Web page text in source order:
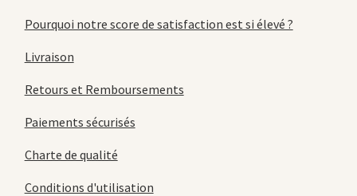
Pourquoi notre score de satisfaction est si élevé ?
Livraison
Retours et Remboursements
Paiements sécurisés
Charte de qualité
Conditions d'utilisation